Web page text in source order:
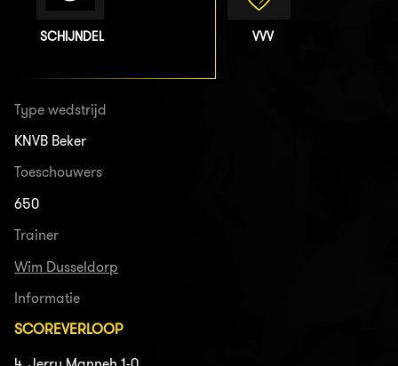
SCHIJNDEL VVV
Type wedstrijd
KNVB Beker
Toeschouwers
650
Trainer
Wim Dusseldorp
Informatie
SCOREVERLOOP